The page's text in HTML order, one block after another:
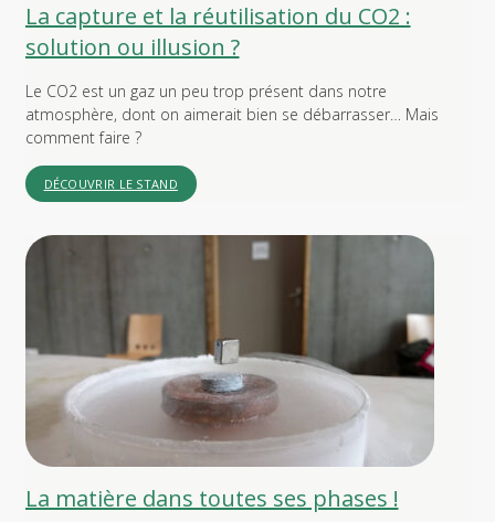
La capture et la réutilisation du CO2 :
solution ou illusion ?
Le CO2 est un gaz un peu trop présent dans notre
atmosphère, dont on aimerait bien se débarrasser… Mais
comment faire ?
DÉCOUVRIR LE STAND
La matière dans toutes ses phases !